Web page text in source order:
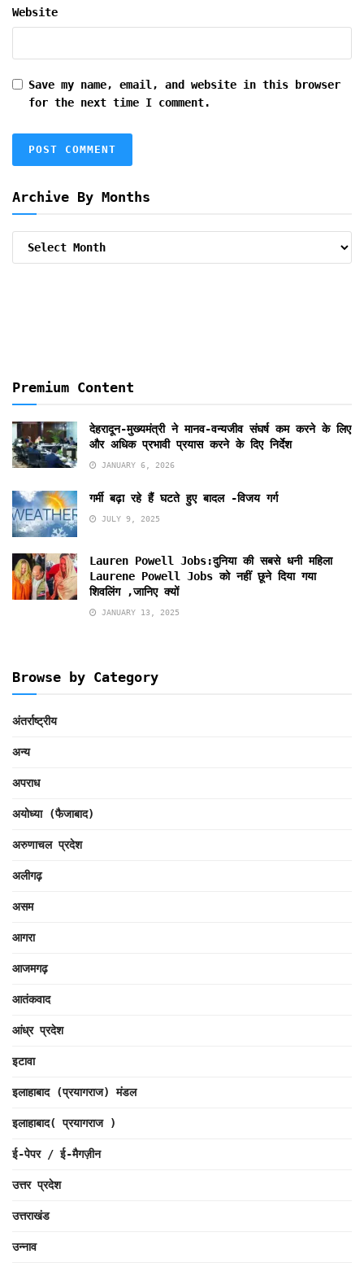
Website
Save my name, email, and website in this browser
for the next time I comment.
Archive By Months
Premium Content
देहरादून-मुख्यमंत्री ने मानव-वन्यजीव संघर्ष कम करने के लिए
और अधिक प्रभावी प्रयास करने के दिए निर्देश
JANUARY 6, 2026
गर्मी बढ़ा रहे हैं घटते हुए बादल -विजय गर्ग
JULY 9, 2025
Lauren Powell Jobs:दुनिया की सबसे धनी महिला
Laurene Powell Jobs को नहीं छूने दिया गया
शिवलिंग ,जानिए क्यों
JANUARY 13, 2025
Browse by Category
अंतर्राष्ट्रीय
अन्य
अपराध
अयोध्या (फैजाबाद)
अरुणाचल प्रदेश
अलीगढ़
असम
आगरा
आजमगढ़
आतंकवाद
आंध्र प्रदेश
इटावा
इलाहाबाद (प्रयागराज) मंडल
इलाहाबाद( प्रयागराज )
ई-पेपर / ई-मैगज़ीन
उत्तर प्रदेश
उत्तराखंड
उन्नाव